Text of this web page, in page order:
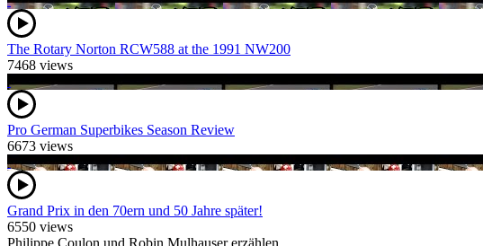
The Rotary Norton RCW588 at the 1991 NW200
7468 views
Pro German Superbikes Season Review
6673 views
Grand Prix in den 70ern und 50 Jahre später!
6550 views